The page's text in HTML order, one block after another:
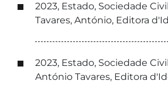
2023, Estado, Sociedade
Tavares, António, Editora
2023, Estado, Sociedade
António Tavares, Editora